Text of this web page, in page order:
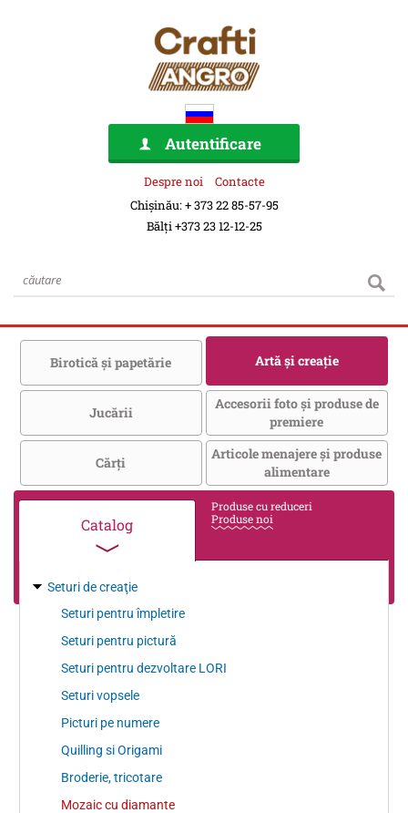
Autentificare
Despre noi
Contacte
Chișinău: + 373 22 85-57-95
Bălți +373 23 12-12-25
Birotică şi papetărie Artă şi creaţie
Jucării
Accesorii foto şi produse de
premiere
Cărţi
Articole menajere și produse
alimentare
Catalog
Produse cu reduceri
Produse noi
Seturi de creaţie
Seturi pentru împletire
Seturi pentru pictură
Seturi pentru dezvoltare LORI
Seturi vopsele
Picturi pe numere
Quilling si Origami
Broderie, tricotare
Mozaic cu diamante